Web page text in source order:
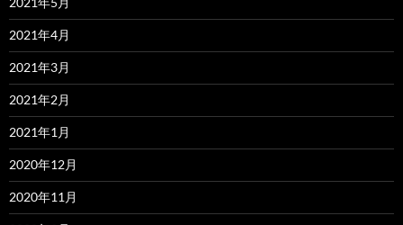
2021年4月
2021年3月
2021年2月
2021年1月
2020年12月
2020年11月